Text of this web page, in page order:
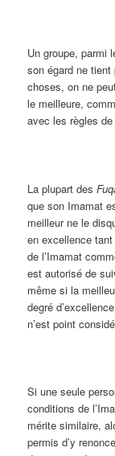
Un groupe, parmi
son égard ne
choses, on ne
le meilleure,
avec les règles de
La plupart des
que son Imamat
meilleur ne le
en excellence
de l’Imamat
est autorisé de
même si la
degré
n’est point
Si une seule
conditions de
mérite similaire,
permis d’y